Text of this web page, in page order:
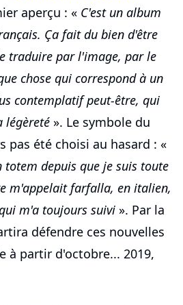
aperçu : « C'est un album
Ça fait du bien d'être
traduire par l'image, par le
chose qui correspond à un
contemplatif peut-être, qui
légèreté ». Le symbole du
pas été choisi au hasard : «
depuis que je suis toute
m'appelait farfalla, en italien,
m'a toujours suivi ». Par la
défendre ces nouvelles
à partir d'octobre... 2019,